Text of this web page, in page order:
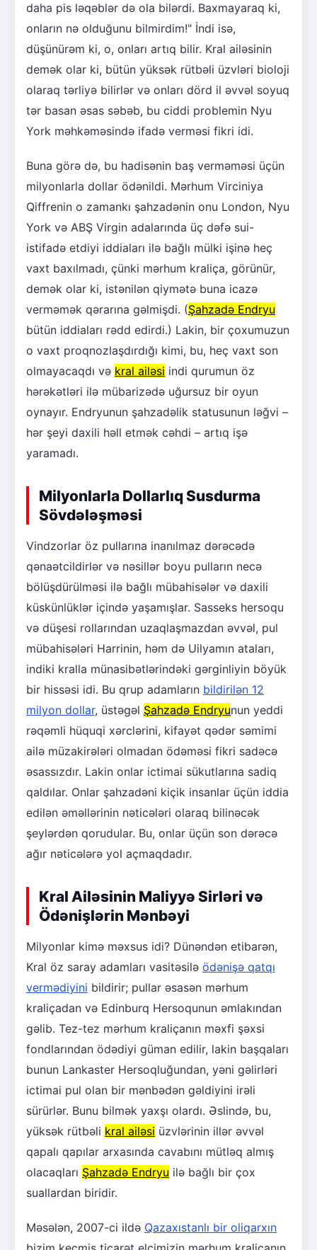
daha pis ləqəblər də ola bilərdi. Baxmayaraq ki,
onların nə olduğunu bilmirdim!" İndi isə,
düşünürəm ki, o, onları artıq bilir. Kral ailəsinin
demək olar ki, bütün yüksək rütbəli üzvləri bioloji
olaraq tərliyə bilirlər və onları dörd il əvvəl soyuq
tər basan əsas səbəb, bu ciddi problemin Nyu
York məhkəməsində ifadə verməsi fikri idi.
Buna görə də, bu hadisənin baş verməməsi üçün
milyonlarla dollar ödənildi. Mərhum Virciniya
Qiffrenin o zamankı şahzadənin onu London, Nyu
York və ABŞ Virgin adalarında üç dəfə sui-
istifadə etdiyi iddiaları ilə bağlı mülki işinə heç
vaxt baxılmadı, çünki mərhum kraliça, görünür,
demək olar ki, istənilən qiymətə buna icazə
verməmək qərarına gəlmişdi. (Şahzadə Endryu
bütün iddiaları rədd edirdi.) Lakin, bir çoxumuzun
o vaxt proqnozlaşdırdığı kimi, bu, heç vaxt son
olmayacaqdı və kral ailəsi indi qurumun öz
hərəkətləri ilə mübarizədə uğursuz bir oyun
oynayır. Endryunun şahzadəlik statusunun ləğvi –
hər şeyi daxili həll etmək cəhdi – artıq işə
yaramadı.
Milyonlarla Dollarlıq Susdurma
Sövdələşməsi
Vindzorlar öz pullarına inanılmaz dərəcədə
qənaətcildirlər və nəsillər boyu pulların necə
bölüşdürülməsi ilə bağlı mübahisələr və daxili
küskünlüklər içində yaşamışlar. Sasseks hersoqu
və düşesi rollarından uzaqlaşmazdan əvvəl, pul
mübahisələri Harrinin, həm də Uilyamın ataları,
indiki kralla münasibətlərindəki gərginliyin böyük
bir hissəsi idi. Bu qrup adamların bildirilən 12
milyon dollar, üstəgəl Şahzadə Endryunun yeddi
rəqəmli hüquqi xərclərini, kifayət qədər səmimi
ailə müzakirələri olmadan ödəməsi fikri sadəcə
əsassızdır. Lakin onlar ictimai sükutlarına sadiq
qaldılar. Onlar şahzadəni kiçik insanlar üçün iddia
edilən əməllərinin nəticələri olaraq bilinəcək
şeylərdən qorudular. Bu, onlar üçün son dərəcə
ağır nəticələrə yol açmaqdadır.
Kral Ailəsinin Maliyyə Sirləri və
Ödənişlərin Mənbəyi
Milyonlar kimə məxsus idi? Dünəndən etibarən,
Kral öz saray adamları vasitəsilə ödənişə qatqı
vermədiyini bildirir; pullar əsasən mərhum
kraliçadan və Edinburq Hersoqunun əmlakından
gəlib. Tez-tez mərhum kraliçanın məxfi şəxsi
fondlarından ödədiyi güman edilir, lakin başqaları
bunun Lankaster Hersoqluğundan, yəni gəlirləri
ictimai pul olan bir mənbədən gəldiyini irəli
sürürlər. Bunu bilmək yaxşı olardı. Əslində, bu,
yüksək rütbəli kral ailəsi üzvlərinin illər əvvəl
qapalı qapılar arxasında cavabını mütləq almış
olacaqları Şahzadə Endryu ilə bağlı bir çox
suallardan biridir.
Məsələn, 2007-ci ildə Qazaxıstanlı bir oliqarxın